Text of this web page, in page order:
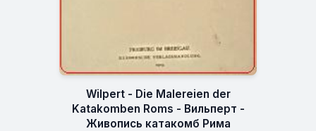
Wilpert - Die Malereien der
Katakomben Roms - Вильперт -
Живопись катакомб Рима